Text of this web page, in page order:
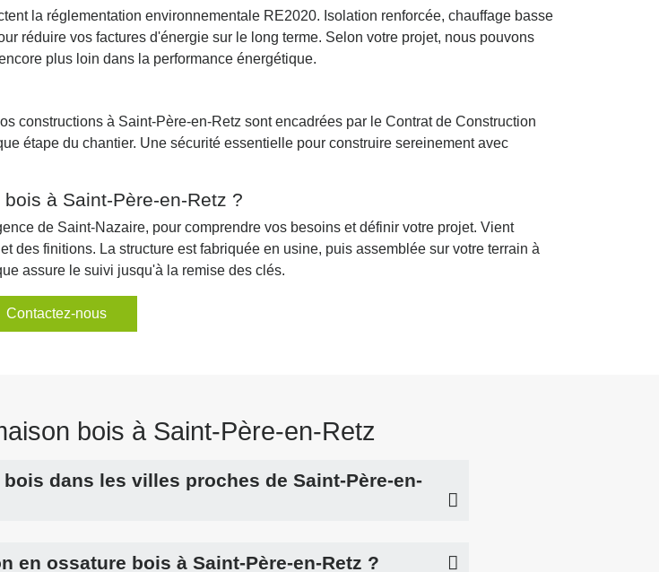
la réglementation environnementale RE2020. Isolation renforcée, chauffage basse
réduire vos factures d'énergie sur le long terme. Selon votre projet, nous pouvons
plus loin dans la performance énergétique.
constructions à Saint-Père-en-Retz sont encadrées par le Contrat de Construction
étape du chantier. Une sécurité essentielle pour construire sereinement avec
à Saint-Père-en-Retz ?
de Saint-Nazaire, pour comprendre vos besoins et définir votre projet. Vient
des finitions. La structure est fabriquée en usine, puis assemblée sur votre terrain à
assure le suivi jusqu'à la remise des clés.
Contactez-nous
bois à Saint-Père-en-Retz
dans les villes proches de Saint-Père-en-
en ossature bois à Saint-Père-en-Retz ?